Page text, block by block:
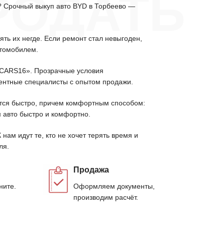
выкуп авто BYD в Торбеево —
их негде. Если ремонт стал невыгоден,
Прозрачные условия
специалисты с опытом продажи.
быстро, причем комфортным способом:
быстро и комфортно.
идут те, кто не хочет терять время и
Продажа
Оформляем документы,
производим расчёт.